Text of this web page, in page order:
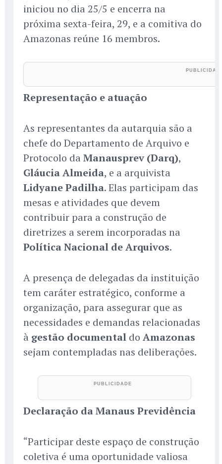
iniciou no dia 25/5 e encerra na
próxima sexta-feira, 29, e a comitiva do
Amazonas reúne 16 membros.
Representação e atuação
As representantes da autarquia são a
chefe do Departamento de Arquivo e
Protocolo da Manausprev (Darq),
Gláucia Almeida, e a arquivista
Lidyane Padilha. Elas participam das
mesas e atividades que devem
contribuir para a construção de
diretrizes a serem incorporadas na
Política Nacional de Arquivos.
A presença de delegadas da instituição
tem caráter estratégico, conforme a
organização, para assegurar que as
necessidades e demandas relacionadas
à gestão documental do Amazonas
sejam contempladas nas deliberações.
Declaração da Manaus Previdência
“Participar deste espaço de construção
coletiva é uma oportunidade valiosa